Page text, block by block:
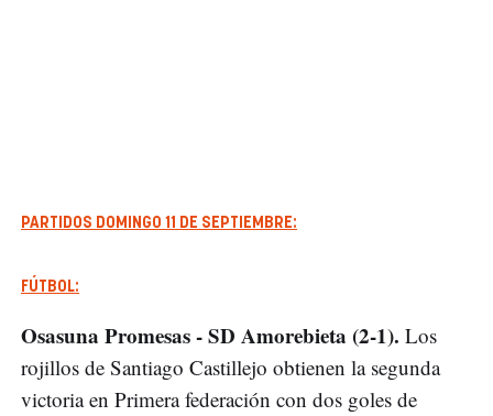
PARTIDOS DOMINGO 11 DE SEPTIEMBRE:
FÚTBOL:
Osasuna Promesas - SD Amorebieta (2-1). Los
rojillos de Santiago Castillejo obtienen la segunda
victoria en Primera federación con dos goles de